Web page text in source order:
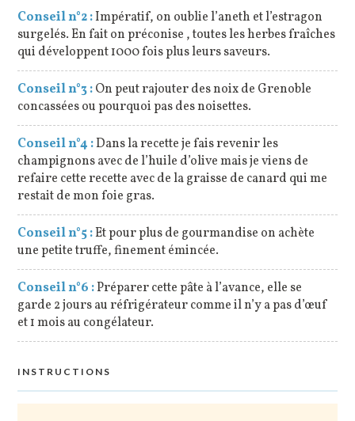
Conseil n°2 :Impératif, on oublie l’aneth et l’estragon
surgelés. En fait on préconise , toutes les herbes fraîches
qui développent 1000 fois plus leurs saveurs.
Conseil n°3 :On peut rajouter des noix de Grenoble
concassées ou pourquoi pas des noisettes.
Conseil n°4 :Dans la recette je fais revenir les
champignons avec de l’huile d’olive mais je viens de
refaire cette recette avec de la graisse de canard qui me
restait de mon foie gras.
Conseil n°5 :Et pour plus de gourmandise on achète
une petite truffe, finement émincée.
Conseil n°6 :Préparer cette pâte à l’avance, elle se
garde 2 jours au réfrigérateur comme il n’y a pas d’œuf
et 1 mois au congélateur.
INSTRUCTIONS